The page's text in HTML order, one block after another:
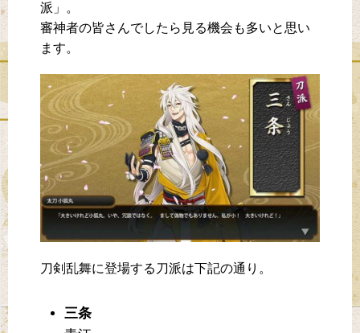
派」。
審神者の皆さんでしたら見る機会も多いと思い
ます。
刀剣乱舞に登場する刀派は下記の通り。
三条